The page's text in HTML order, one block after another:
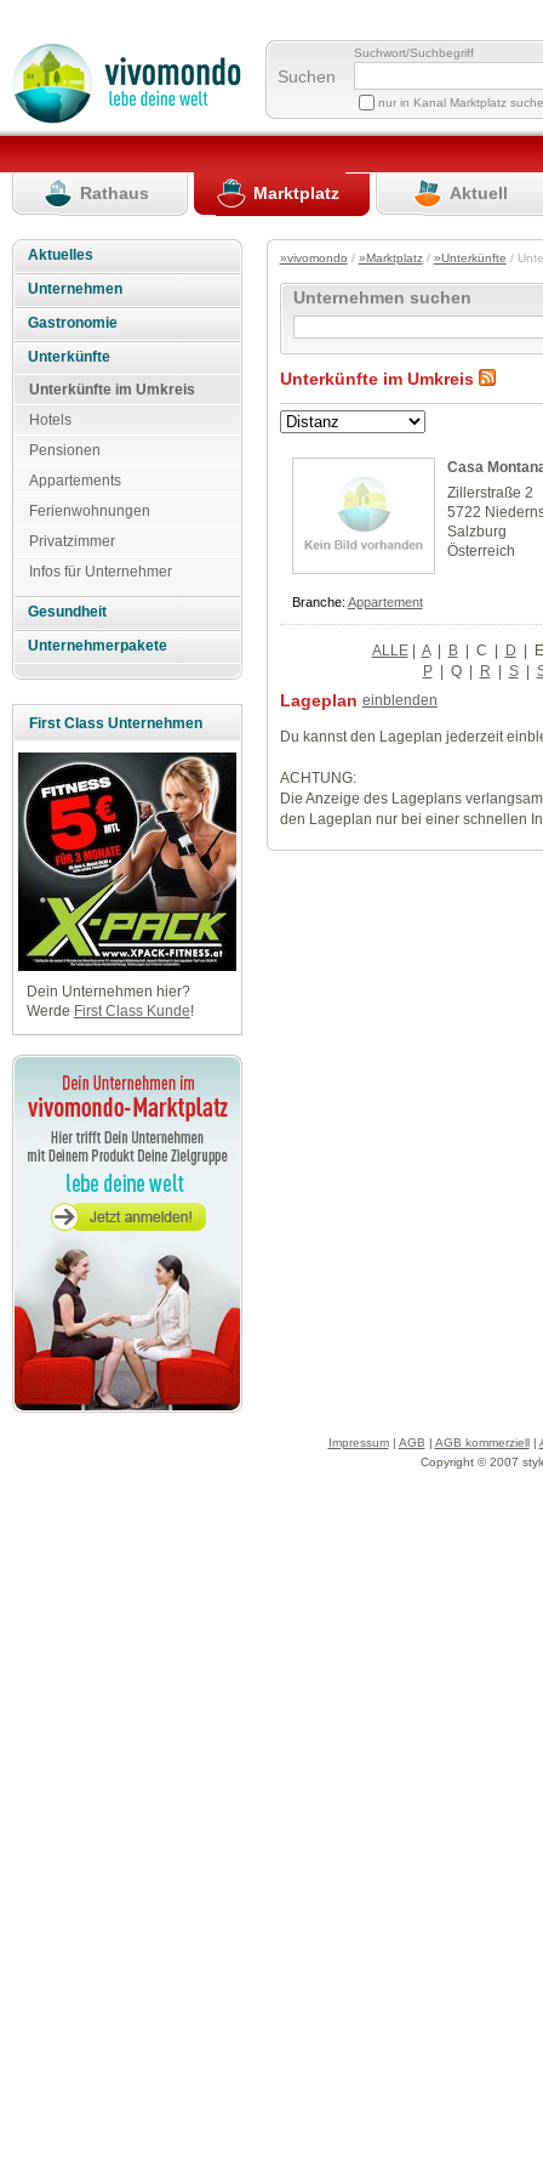
Suchen
Suchwort/Suchbegriff
nur in Kanal Marktplatz
Rathaus Marktplatz Aktuell
Aktuelles
Unternehmen
Gastronomie
Unterkünfte
Unterkünfte im Umkreis
Hotels
Pensionen
Appartements
Ferienwohnungen
Privatzimmer
Infos für Unternehmer
Gesundheit
Unternehmerpakete
First Class Unternehmen
Dein Unternehmen hier?
Werde First Class Kunde!
»vivomondo / »Marktplatz/ »Unterkünfte /
Unternehmen suchen
Unterkünfte im Umkreis
Casa
Zillerstraße 2
5722
Salzburg
Österreich
Branche: Appartement
ALLE| A | B | C | D |
P | Q | R | S |
Lageplan einblenden
Du kannst den Lageplan jederzeit
ACHTUNG:
Die Anzeige des Lageplans
den Lageplan nur bei einer schnellen
Impressum| AGB | AGB kommerziell|
Copyright © 2007